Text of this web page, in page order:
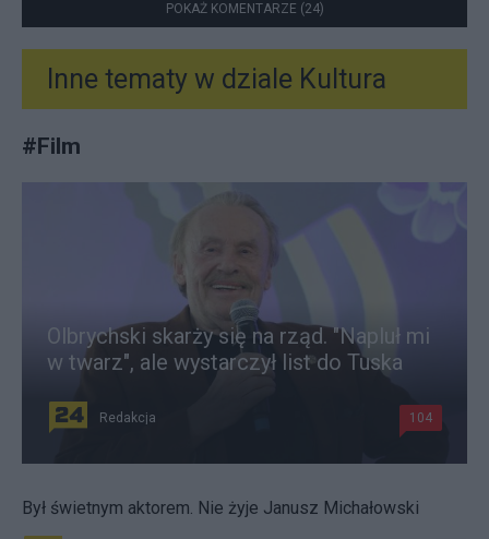
POKAŻ KOMENTARZE (24)
Inne tematy w dziale Kultura
#Film
Olbrychski skarży się na rząd. "Napluł mi
w twarz", ale wystarczył list do Tuska
Redakcja 104
Był świetnym aktorem. Nie żyje Janusz Michałowski